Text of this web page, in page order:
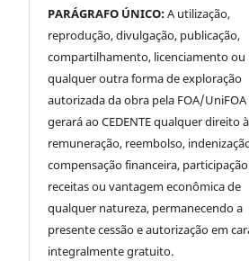
PARÁGRAFO ÚNICO:A utilização,
reprodução, divulgação, publicação,
compartilhamento, licenciamento ou
qualquer outra forma de exploração
autorizada da obra pela FOA/
gerará ao CEDENTE qualquer direito à
remuneração, reembolso,
compensação financeira,
receitas ou vantagem econômica de
qualquer natureza, permanecendo a
presente cessão e autorização em
integralmente gratuito.